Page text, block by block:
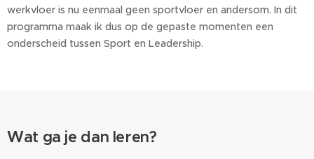
werkvloer is nu eenmaal geen sportvloer en andersom. In dit
programma maak ik dus op de gepaste momenten een
onderscheid tussen Sport en Leadership.
Wat ga je dan leren?